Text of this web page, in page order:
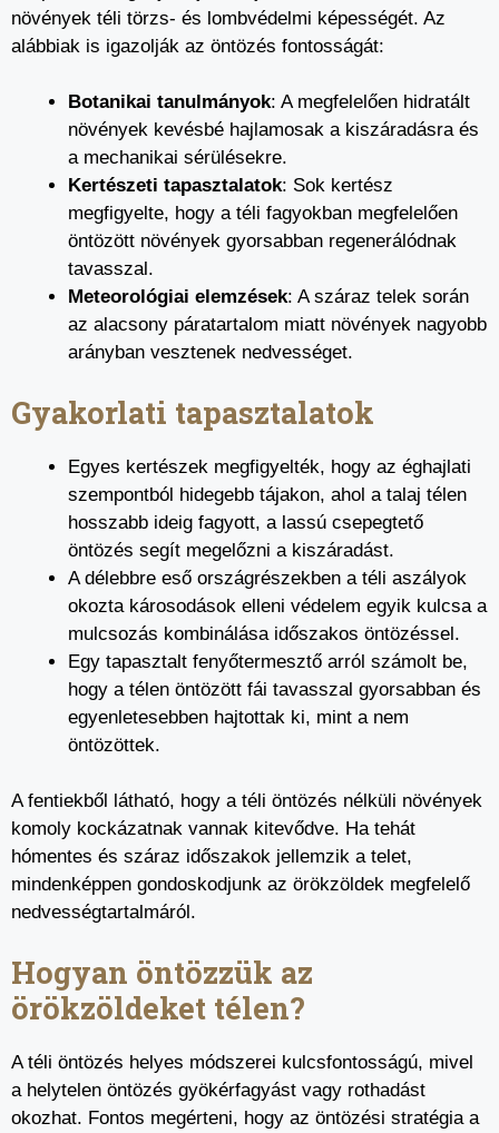
növények téli törzs- és lombvédelmi képességét. Az
alábbiak is igazolják az öntözés fontosságát:
Botanikai tanulmányok: A megfelelően hidratált
növények kevésbé hajlamosak a kiszáradásra és
a mechanikai sérülésekre.
Kertészeti tapasztalatok: Sok kertész
megfigyelte, hogy a téli fagyokban megfelelően
öntözött növények gyorsabban regenerálódnak
tavasszal.
Meteorológiai elemzések: A száraz telek során
az alacsony páratartalom miatt növények nagyobb
arányban vesztenek nedvességet.
Gyakorlati tapasztalatok
Egyes kertészek megfigyelték, hogy az éghajlati
szempontból hidegebb tájakon, ahol a talaj télen
hosszabb ideig fagyott, a lassú csepegtető
öntözés segít megelőzni a kiszáradást.
A délebbre eső országrészekben a téli aszályok
okozta károsodások elleni védelem egyik kulcsa a
mulcsozás kombinálása időszakos öntözéssel.
Egy tapasztalt fenyőtermesztő arról számolt be,
hogy a télen öntözött fái tavasszal gyorsabban és
egyenletesebben hajtottak ki, mint a nem
öntözöttek.
A fentiekből látható, hogy a téli öntözés nélküli növények
komoly kockázatnak vannak kitevődve. Ha tehát
hómentes és száraz időszakok jellemzik a telet,
mindenképpen gondoskodjunk az örökzöldek megfelelő
nedvességtartalmáról.
Hogyan öntözzük az
örökzöldeket télen?
A téli öntözés helyes módszerei kulcsfontosságú, mivel
a helytelen öntözés gyökérfagyást vagy rothadást
okozhat. Fontos megérteni, hogy az öntözési stratégia a